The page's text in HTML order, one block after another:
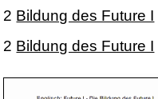
2 Bildung des Future I
2 Bildung des Future I